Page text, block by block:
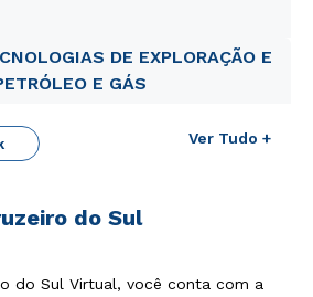
DE EXPLORAÇÃO E
E GÁS
Ver Tudo +
do Sul
do Sul Virtual, você conta com a